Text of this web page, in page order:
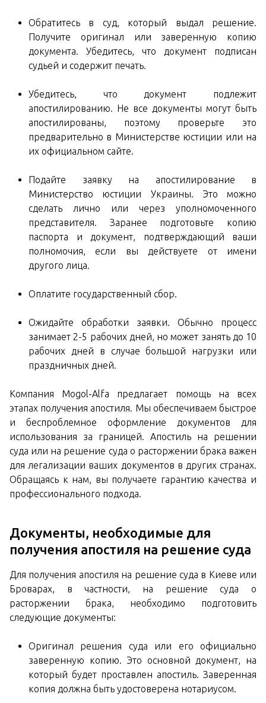
Обратитесь в суд, который выдал решение.
Получите оригинал или заверенную копию
документа. Убедитесь, что документ подписан
судьей и содержит печать.
Убедитесь, что документ подлежит
апостилированию. Не все документы могут быть
апостилированы, поэтому проверьте это
предварительно в Министерстве юстиции или на
их официальном сайте.
Подайте заявку на апостилирование в
Министерство юстиции Украины. Это можно
сделать лично или через уполномоченного
представителя. Заранее подготовьте копию
паспорта и документ, подтверждающий ваши
полномочия, если вы действуете от имени
другого лица.
Оплатите государственный сбор.
Ожидайте обработки заявки. Обычно процесс
занимает 2-5 рабочих дней, но может занять до 10
рабочих дней в случае большой нагрузки или
праздничных дней.
Компания Mogol-Alfa предлагает помощь на всех
этапах получения апостиля. Мы обеспечиваем быстрое
и беспроблемное оформление документов для
использования за границей. Апостиль на решении
суда или на решение суда о расторжении брака важен
для легализации ваших документов в других странах.
Обращаясь к нам, вы получаете гарантию качества и
профессионального подхода.
Документы, необходимые для
получения апостиля на решение суда
Для получения апостиля на решение суда в Киеве или
Броварах, в частности, на решение суда о
расторжении брака, необходимо подготовить
следующие документы:
Оригинал решения суда или его официально
заверенную копию. Это основной документ, на
который будет проставлен апостиль. Заверенная
копия должна быть удостоверена нотариусом.